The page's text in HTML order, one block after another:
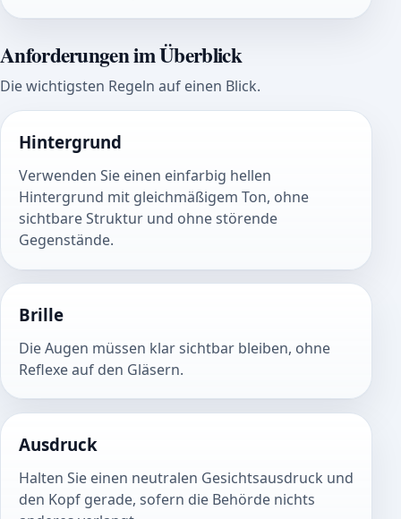
Anforderungen im Überblick
Die wichtigsten Regeln auf einen Blick.
Hintergrund
Verwenden Sie einen einfarbig hellen
Hintergrund mit gleichmäßigem Ton, ohne
sichtbare Struktur und ohne störende
Gegenstände.
Brille
Die Augen müssen klar sichtbar bleiben, ohne
Reflexe auf den Gläsern.
Ausdruck
Halten Sie einen neutralen Gesichtsausdruck und
den Kopf gerade, sofern die Behörde nichts